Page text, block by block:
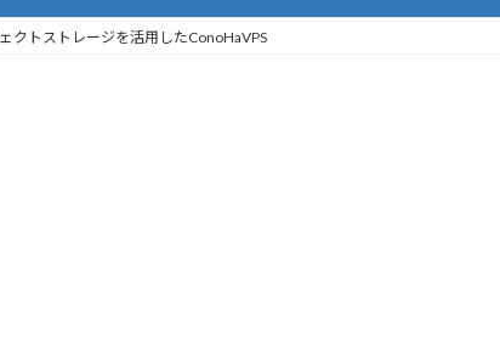
クトストレージを活用したConoHaVPS